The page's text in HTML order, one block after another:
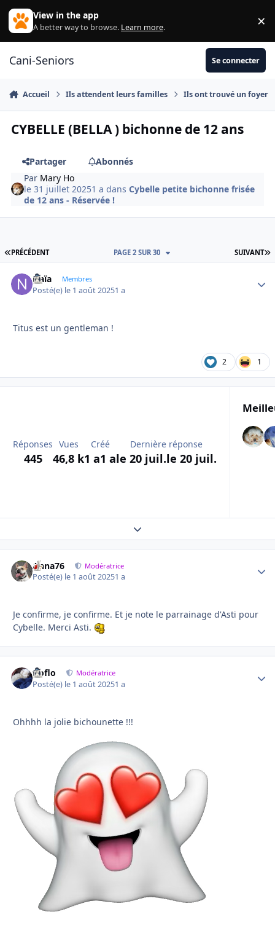
Aller au contenu
View in the app
A better way to browse. Learn more. ×
Cani-Seniors Se connecter
Accueil Ils attendent leurs familles Ils ont trouvé un foyer
CYBELLE (BELLA ) bichonne de 12 ans
Partager
Abonnés
Par Mary Ho
le 31 juillet 20251 a dansCybelle petite bichonne frisée
de 12 ans - Réservée !
PREMIÈRE PAGE
PRÉCÉDENT SUIVANT
PAGE 2 SUR 30
Naïa Membres
Posté(e) le 1 août 20251 a
Titus est un gentleman !
2 1
Réponses
445
Vues
46,8 k
Créé
1 a1 a
Dernière réponse
le 20 juil.le 20 juil.
Expand topic overview
Anna76 Modératrice
Posté(e) le 1 août 20251 a
Je confirme, je confirme. Et je note le parrainage d'Asti pour
Cybelle. Merci Asti.
floflo Modératrice
Posté(e) le 1 août 20251 a
Ohhhh la jolie bichounette !!!